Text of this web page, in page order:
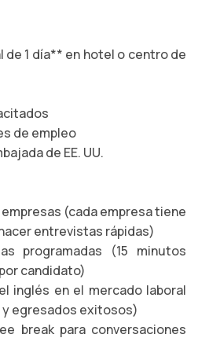
1 día** en hotel o centro de
de empleo
de EE. UU.
(cada empresa tiene
entrevistas rápidas)
programadas (15 minutos
candidato)
inglés en el mercado laboral
egresados exitosos)
break para conversaciones